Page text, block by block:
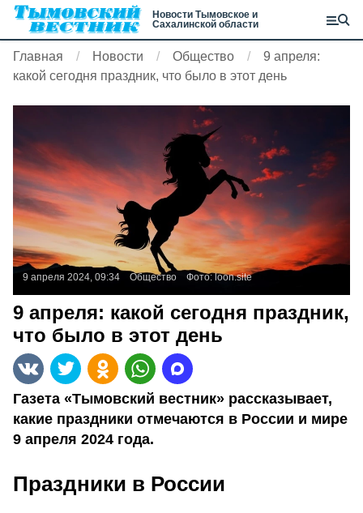
Новости Тымовское и
Сахалинской области
Главная Новости Общество
9 апреля:
какой сегодня праздник, что было в этот день
9 апреля 2024, 09:34 Общество Фото:loon.site
9 апреля: какой сегодня праздник,
что было в этот день
Газета «Тымовский вестник» рассказывает,
какие праздники отмечаются в России и мире
9 апреля 2024 года.
Праздники в России